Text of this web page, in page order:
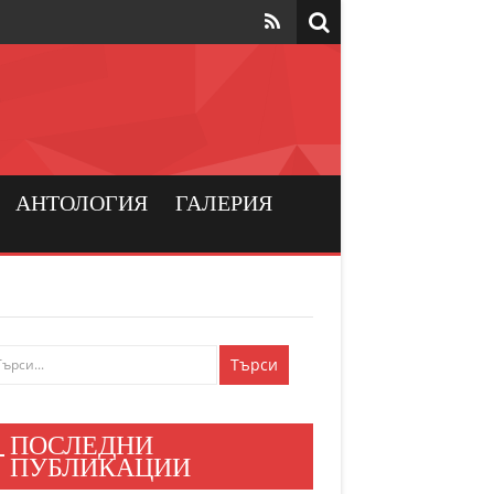
хората
мир
хора
АНТОЛОГИЯ ГАЛЕРИЯ
ПОСЛЕДНИ
ПУБЛИКАЦИИ